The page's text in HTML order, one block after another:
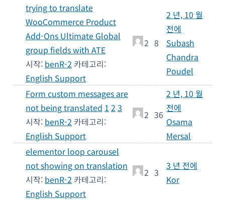
trying to translate
WooCommerce Product
Add-Ons Ultimate Global
group fields with ATE
시작: benR-2 카테고리:
English Support
2 8
2 년, 10 월
전에
Subash
Chandra
Poudel
Form custom messages are
not being translated 1 2 3
시작: benR-2 카테고리:
English Support
2 36
2 년, 10 월
전에
Osama
Mersal
elementor loop carousel
not showing on translation
시작: benR-2 카테고리:
English Support
2 3
3 년 전에
Kor